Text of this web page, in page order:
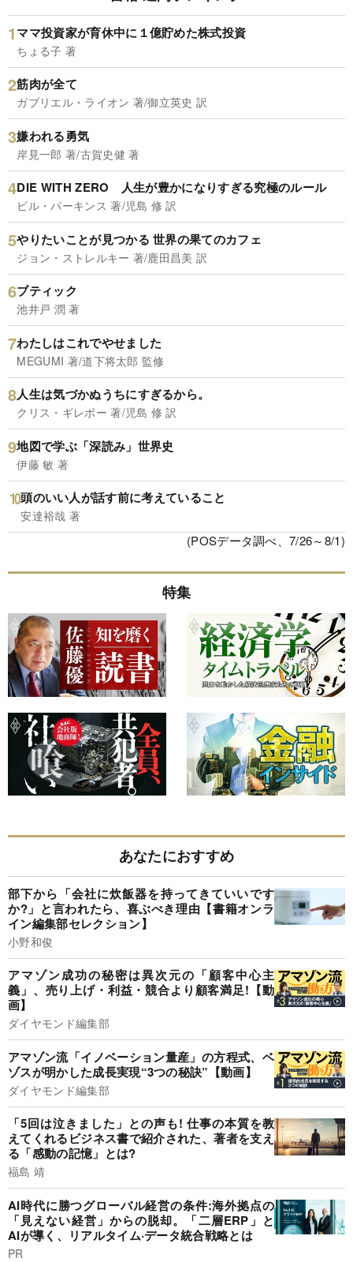
ママ投資家が育休中に１億貯めた株式投資
ちょる子 著
筋肉が全て
ガブリエル・ライオン 著/御立英史 訳
嫌われる勇気
岸見一郎 著/古賀史健 著
DIE WITH ZERO 人生が豊かになりすぎる究極のルール
ビル・パーキンス 著/児島 修 訳
やりたいことが見つかる 世界の果てのカフェ
ジョン・ストレルキー 著/鹿田昌美 訳
ブティック
池井戸 潤 著
わたしはこれでやせました
MEGUMI 著/道下将太郎 監修
人生は気づかぬうちにすぎるから。
クリス・ギレボー 著/児島 修 訳
地図で学ぶ「深読み」世界史
伊藤 敏 著
頭のいい人が話す前に考えていること
安達裕哉 著
(POSデータ調べ、7/26～8/1)
特集
あなたにおすすめ
部下から「会社に炊飯器を持ってきていいです
か?」と言われたら、喜ぶべき理由【書籍オンラ
イン編集部セレクション】
小野和俊
アマゾン成功の秘密は異次元の「顧客中心主
義」、売り上げ・利益・競合より顧客満足!【動
画】
ダイヤモンド編集部
アマゾン流「イノベーション量産」の方程式、ベ
ゾスが明かした成長実現“3つの秘訣”【動画】
ダイヤモンド編集部
「5回は泣きました」との声も! 仕事の本質を教
えてくれるビジネス書で紹介された、著者を支え
る「感動の記憶」とは?
福島 靖
AI時代に勝つグローバル経営の条件:海外拠点の
「見えない経営」からの脱却。「二層ERP」と
AIが導く、リアルタイム·データ統合戦略とは
PR